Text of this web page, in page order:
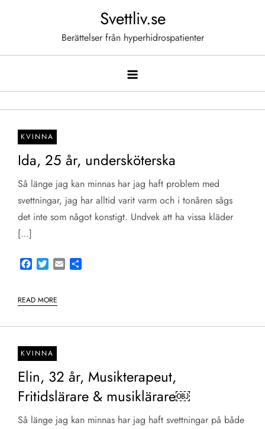
Svettliv.se
Berättelser från hyperhidrospatienter
KVINNA
Ida, 25 år, undersköterska
Så länge jag kan minnas har jag haft problem med
svettningar, jag har alltid varit varm och i tonåren sågs
det inte som något konstigt. Undvek att ha vissa kläder
[…]
Facebook
TwitterEmail
READ MORE
KVINNA
Elin, 32 år, Musikterapeut,
Fritidslärare & musiklärare￼
Så länge jag kan minnas har jag haft svettningar på både